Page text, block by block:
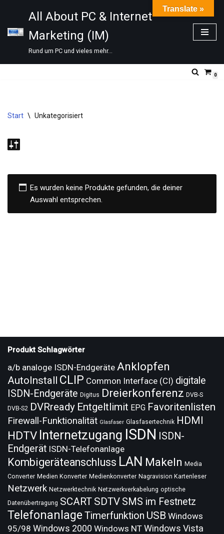
Zum
Inhalt
springen
All About PC & Internet
Marketing (IM)
Rund um PC und vieles mehr...
0
Start \ Unkategorisiert
Es wurden keine Produkte gefunden, die deiner
Auswahl entsprechen.
Produkt Schlagwörter
a/b analoge ISDN-Endgeräte Anklopfen
AutoInstall CLIP Common Interface (CI) digitale
ISDN-Endgeräte Digitus Dreierkonferenz DVB-S
DVB-S2 DVRready Entgeltlimit EPG Favoritenlisten
Firewall-Funktionalität Glasfaser Glasfasertechnik HDMI
HDTV Internetzugang ISDN ISDN-
Endgerät ISDN-Telefonanlage
Kombigeräteanschluss LAN Makeln Media
Converter Medien Konverter Medienkonverter Nagravision Kartenleser
Netzwerk Netzwerktechnik Netzwerkverkabelung optische
Datenübertragung SCART SDTV SMS im Festnetz
Telefonanlage Timerfunktion USB Windows
95/98 Windows 2000 Windows NT Windows Vista
Translate »